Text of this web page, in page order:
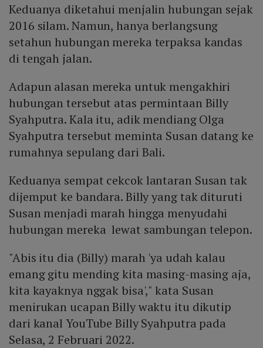
Keduanya diketahui menjalin hubungan sejak
2016 silam. Namun, hanya berlangsung
setahun hubungan mereka terpaksa kandas
di tengah jalan.
Adapun alasan mereka untuk mengakhiri
hubungan tersebut atas permintaan Billy
Syahputra. Kala itu, adik mendiang Olga
Syahputra tersebut meminta Susan datang ke
rumahnya sepulang dari Bali.
Keduanya sempat cekcok lantaran Susan tak
dijemput ke bandara. Billy yang tak dituruti
Susan menjadi marah hingga menyudahi
hubungan mereka lewat sambungan telepon.
"Abis itu dia (Billy) marah 'ya udah kalau
emang gitu mending kita masing-masing aja,
kita kayaknya nggak bisa'," kata Susan
menirukan ucapan Billy waktu itu dikutip
dari kanal YouTube Billy Syahputra pada
Selasa, 2 Februari 2022.